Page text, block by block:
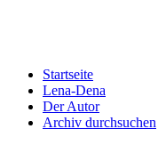
Startseite
Lena-Dena
Der Autor
Archiv durchsuchen